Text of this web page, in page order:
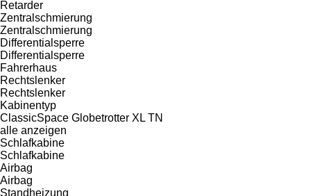
Retarder
Zentralschmierung
Zentralschmierung
Differentialsperre
Differentialsperre
Fahrerhaus
Rechtslenker
Rechtslenker
Kabinentyp
ClassicSpace Globetrotter XL TN
alle anzeigen
Schlafkabine
Schlafkabine
Airbag
Airbag
Standheizung